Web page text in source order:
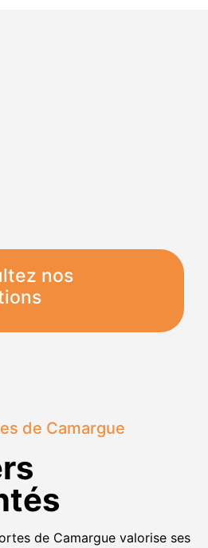
nos
de Camargue
de Camargue valorise ses